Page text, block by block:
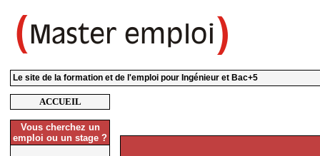
Le site de la formation et de l'emploi pour Ingénieur et Bac+5
ACCUEIL
Vous cherchez un
emploi ou un stage ?